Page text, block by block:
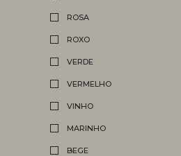
ROSA
ROXO
VERDE
VERMELHO
VINHO
MARINHO
BEGE